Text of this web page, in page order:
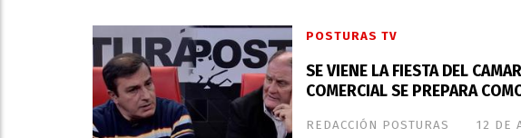
SE VIENE LA FIESTA DEL
COMERCIAL SE PREPARA
REDACCIÓN POSTURAS
POSTURAS TV
12 DE